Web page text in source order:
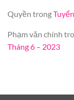
Quyền trong
Phạm văn chính
Tháng 6 – 2023